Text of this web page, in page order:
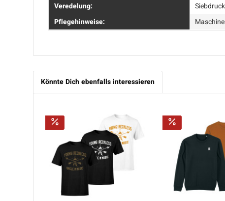
Veredelung:
Siebdruck
Pflegehinweise:
Könnte Dich ebenfalls interessieren